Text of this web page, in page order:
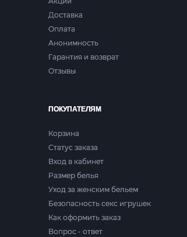
Доставка
Оплата
Анонимность
Гарантия и возврат
Отзывы
ПОКУПАТЕЛЯМ
Корзина
Статус заказа
Вход в кабинет
Размер белья
Уход за женским бельем
Безопасность секс игрушек
Как оформить заказ
Вопрос - ответ